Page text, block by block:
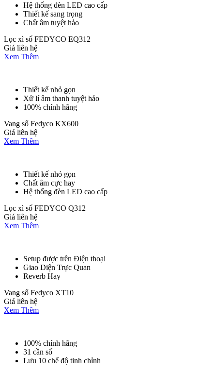
Hệ thống đèn LED cao cấp
Thiết kế sang trọng
Chất âm tuyệt hảo
Lọc xì số FEDYCO EQ312
Giá liên hệ
Xem Thêm
Thiết kế nhỏ gọn
Xử lí âm thanh tuyệt hảo
100% chính hãng
Vang số Fedyco KX600
Giá liên hệ
Xem Thêm
Thiết kế nhỏ gọn
Chất âm cực hay
Hệ thống đèn LED cao cấp
Lọc xì số FEDYCO Q312
Giá liên hệ
Xem Thêm
Setup được trên Điện thoại
Giao Diện Trực Quan
Reverb Hay
Vang số Fedyco XT10
Giá liên hệ
Xem Thêm
100% chính hãng
31 cần số
Lưu 10 chế độ tinh chỉnh